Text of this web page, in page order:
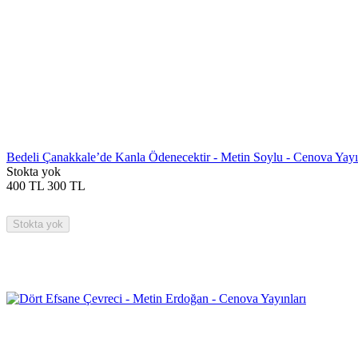
Bedeli Çanakkale’de Kanla Ödenecektir - Metin Soylu - Cenova
Stokta yok
400 TL 300 TL
Stokta yok